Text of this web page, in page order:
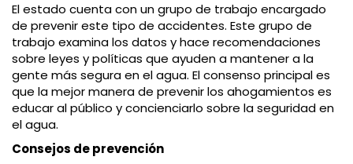
El estado cuenta con un grupo de trabajo encargado
de prevenir este tipo de accidentes. Este grupo de
trabajo examina los datos y hace recomendaciones
sobre leyes y políticas que ayuden a mantener a la
gente más segura en el agua. El consenso principal es
que la mejor manera de prevenir los ahogamientos es
educar al público y concienciarlo sobre la seguridad en
el agua.
Consejos de prevención